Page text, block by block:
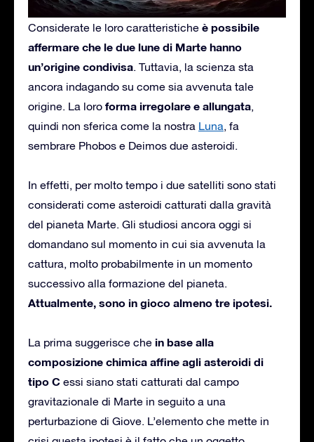
Considerate le loro caratteristiche è possibile
affermare che le due lune di Marte hanno
un’origine condivisa. Tuttavia, la scienza sta
ancora indagando su come sia avvenuta tale
origine. La loro forma irregolare e allungata,
quindi non sferica come la nostra Luna, fa
sembrare Phobos e Deimos due asteroidi.
In effetti, per molto tempo i due satelliti sono stati
considerati come asteroidi catturati dalla gravità
del pianeta Marte. Gli studiosi ancora oggi si
domandano sul momento in cui sia avvenuta la
cattura, molto probabilmente in un momento
successivo alla formazione del pianeta.
Attualmente, sono in gioco almeno tre ipotesi.
La prima suggerisce che in base alla
composizione chimica affine agli asteroidi di
tipo C essi siano stati catturati dal campo
gravitazionale di Marte in seguito a una
perturbazione di Giove. L’elemento che mette in